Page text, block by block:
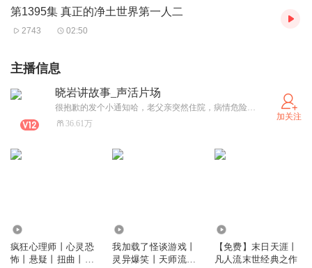
第1395集 真正的净土世界第一人二
2743 02:50
主播信息
晓岩讲故事_声活片场
很抱歉的发个小通知哈，老父亲突然住院，病情危险且紧急，有些收听人数少的书可能会停更一段时间。热播中的不会停更，也不会减更，请各位放心收听。
36.61万
加关注
疯狂心理师丨心灵恐
怖丨悬疑丨扭曲丨写
我加载了怪谈游戏丨
灵异爆笑丨天师流
【免费】末日天涯丨
凡人流末世经典之作